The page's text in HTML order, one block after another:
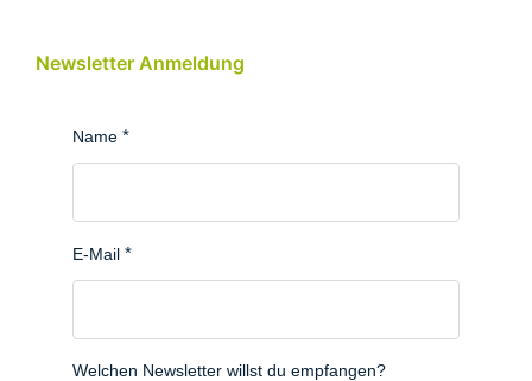
Newsletter Anmeldung
Name
E-Mail
Welchen Newsletter willst du empfangen?